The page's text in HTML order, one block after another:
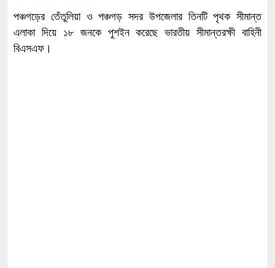
পঞ্চগড়ের তেঁতুলিয়া ও পঞ্চগড় সদর উপজেলার তিনটি পৃথক সীমান্ত
এলাকা দিয়ে ১৮ জনকে পুশইন করেছে ভারতীয় সীমান্তরক্ষী বাহিনী
বিএসএফ।